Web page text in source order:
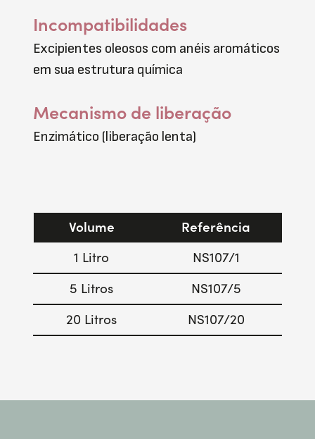
Incompatibilidades
Excipientes oleosos com anéis aromáticos
em sua estrutura química
Mecanismo de liberação
Enzimático (liberação lenta)
Volume Referência
1 Litro
NS107/1
5 Litros
NS107/5
20 Litros
NS107/20